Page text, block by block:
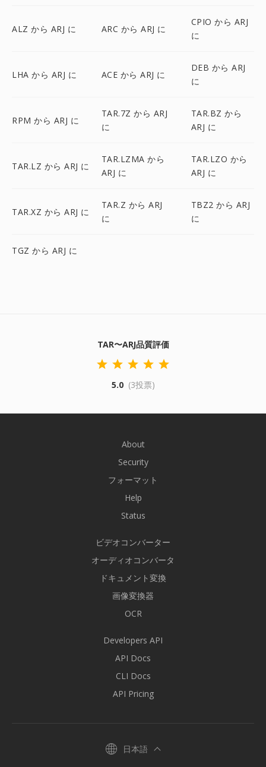
ALZ から ARJ に ARC から ARJ に
CPIO から ARJ
に
LHA から ARJ に ACE から ARJ に
DEB から ARJ
に
RPM から ARJ に
TAR.7Z から ARJ
に
TAR.BZ から
ARJ に
TAR.LZ から ARJ に
TAR.LZMA から
ARJ に
TAR.LZO から
ARJ に
TAR.XZ から ARJ に
TAR.Z から ARJ
に
TBZ2 から ARJ
に
TGZ から ARJ に
TAR〜ARJ品質評価
5.0 (3投票)
About
Security
フォーマット
Help
Status
ビデオコンバーター
オーディオコンバータ
ドキュメント変換
画像変換器
OCR
Developers API
API Docs
CLI Docs
API Pricing
日本語